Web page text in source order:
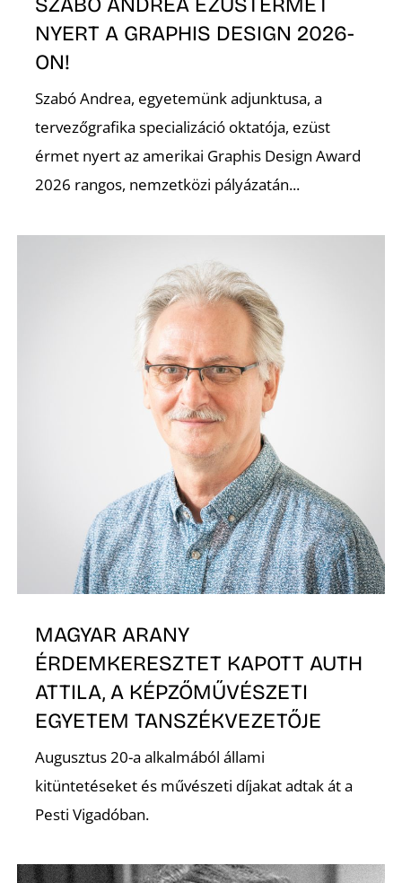
NYERT A GRAPHIS DESIGN 2026-
ON!
Szabó Andrea, egyetemünk adjunktusa, a
tervezőgrafika specializáció oktatója, ezüst
érmet nyert az amerikai Graphis Design Award
2026 rangos, nemzetközi pályázatán...
MAGYAR ARANY
ÉRDEMKERESZTET KAPOTT AUTH
ATTILA, A KÉPZŐMŰVÉSZETI
EGYETEM TANSZÉKVEZETŐJE
Augusztus 20-a alkalmából állami
kitüntetéseket és művészeti díjakat adtak át a
Pesti Vigadóban.